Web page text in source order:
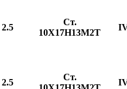
2.5
Ст.
10Х17Н13М2Т
2.5
Ст.